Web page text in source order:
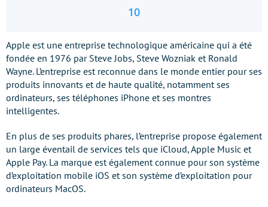
10
Apple est une entreprise technologique américaine qui a été
fondée en 1976 par Steve Jobs, Steve Wozniak et Ronald
Wayne. L’entreprise est reconnue dans le monde entier pour ses
produits innovants et de haute qualité, notamment ses
ordinateurs, ses téléphones iPhone et ses montres
intelligentes.
En plus de ses produits phares, l’entreprise propose également
un large éventail de services tels que iCloud, Apple Music et
Apple Pay. La marque est également connue pour son système
d’exploitation mobile iOS et son système d’exploitation pour
ordinateurs MacOS.